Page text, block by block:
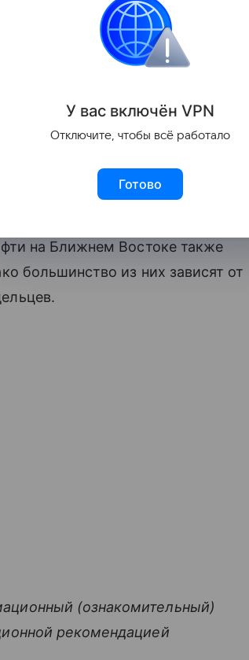
суда пересекают пролив с
таким образом ADNOC
природного газа, несмотря
утверждают, что компания
оператором Navig8 и химической
Ормузского пролива грузы
портов Фуджайра (ОАЭ) и
на Ближнем Востоке также
большинство из них зависят от
(ознакомительный)
рекомендацией
У вас включён VPN
Отключите, чтобы всё работало
Готово